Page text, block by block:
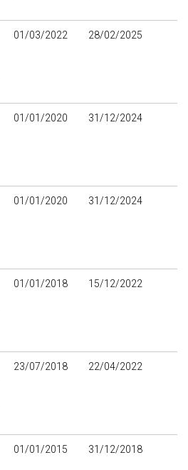
01/03/2022 28/02/2025
01/01/2020 31/12/2024
01/01/2020 31/12/2024
01/01/2018 15/12/2022
23/07/2018 22/04/2022
01/01/2015 31/12/2018